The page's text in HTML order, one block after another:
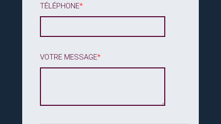
TÉLÉPHONE*
VOTRE MESSAGE*